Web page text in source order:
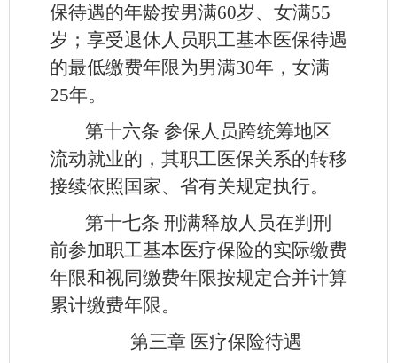
保待遇的年龄按男满60岁、女满55
岁；享受退休人员职工基本医保待遇
的最低缴费年限为男满30年，女满
25年。
第十六条 参保人员跨统筹地区
流动就业的，其职工医保关系的转移
接续依照国家、省有关规定执行。
第十七条 刑满释放人员在判刑
前参加职工基本医疗保险的实际缴费
年限和视同缴费年限按规定合并计算
累计缴费年限。
第三章 医疗保险待遇